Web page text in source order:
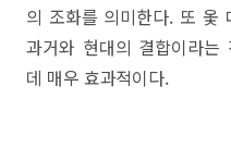
의 조화를 의미한다. 또 옻
과거와 현대의 결합이라는
데 매우 효과적이다.